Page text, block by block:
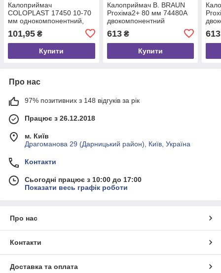
Калоприймач
COLOPLAST 17450 10-70
мм однокомпонентний,
відкритий, непрозорий №1
101,95 ₴
Купити
Калоприймач B. BRAUN
Ргохіма2+ 80 мм 74480A
двокомпонентний
фільтром прозорий №10
613₴
Купити
№10
613
Про нас
97% позитивних з 148 відгуків за рік
Працює з 26.12.2018
м. Київ
Драгоманова 29 (Дарницький район), Київ, Україна
Контакти
Сьогодні працює з 10:00 до 17:00
Показати весь графік роботи
Про нас
Контакти
Доставка та оплата